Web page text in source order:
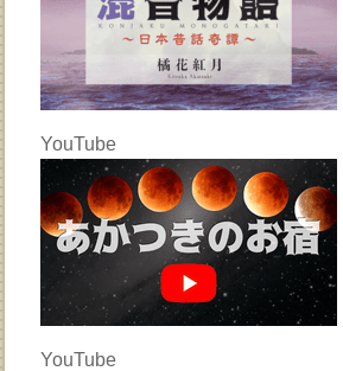
YouTube
YouTube